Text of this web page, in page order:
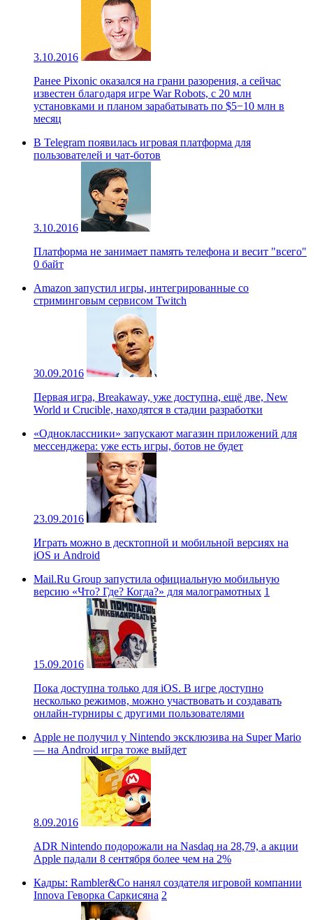
3.10.2016
Ранее Pixonic оказался на грани разорения, а сейчас
известен благодаря игре War Robots, с 20 млн
установками и планом зарабатывать по $5−10 млн в
месяц
В Telegram появилась игровая платформа для
пользователей и чат-ботов
3.10.2016
Платформа не занимает память телефона и весит "всего"
0 байт
Amazon запустил игры, интегрированные со
стриминговым сервисом Twitch
30.09.2016
Первая игра, Breakaway, уже доступна, ещё две, New
World и Crucible, находятся в стадии разработки
«Одноклассники» запускают магазин приложений для
мессенджера: уже есть игры, ботов не будет
23.09.2016
Играть можно в десктопной и мобильной версиях на
iOS и Android
Mail.Ru Group запустила официальную мобильную
версию «Что? Где? Когда?» для малограмотных 1
15.09.2016
Пока доступна только для iOS. В игре доступно
несколько режимов, можно участвовать и создавать
онлайн-турниры с другими пользователями
Apple не получил у Nintendo эксклюзива на Super Mario
— на Android игра тоже выйдет
8.09.2016
ADR Nintendo подорожали на Nasdaq на 28,79, а акции
Apple падали 8 сентября более чем на 2%
Кадры: Rambler&Co нанял создателя игровой компании
Innova Геворка Саркисяна 2